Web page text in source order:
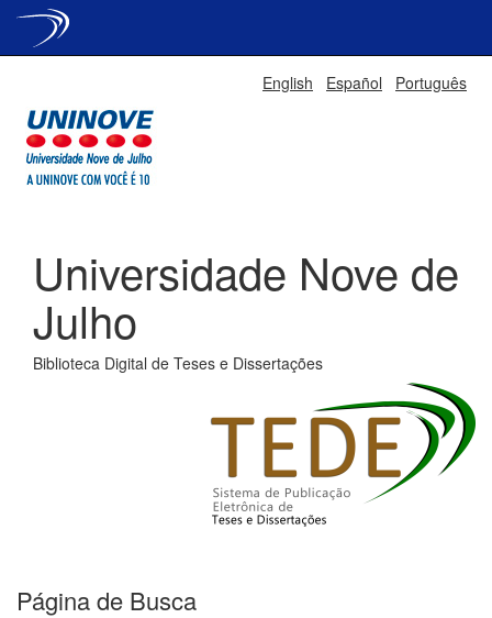
English Español Português
Universidade Nove de
Julho
Biblioteca Digital de Teses e Dissertações
Página de Busca